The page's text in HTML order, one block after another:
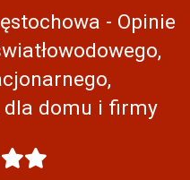
- Opinie
dla domu i firmy